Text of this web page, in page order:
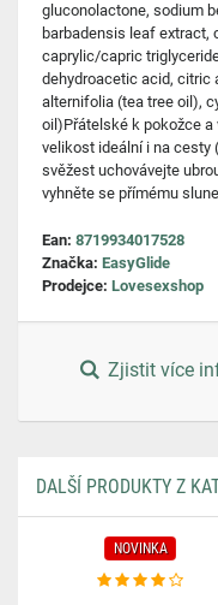
gluconolactone, sodium
barbadensis leaf extract,
caprylic/capric
dehydroacetic acid, citric
alternifolia (tea tree oil),
oil)Přátelské k pokožce
velikost ideální i na cesty
svěžest uchovávejte
vyhněte se přímému
Ean: 8719934017528
Značka: EasyGlide
Prodejce: Lovesexshop
Zjistit více
DALŠÍ PRODUKTY Z
NOVINKA